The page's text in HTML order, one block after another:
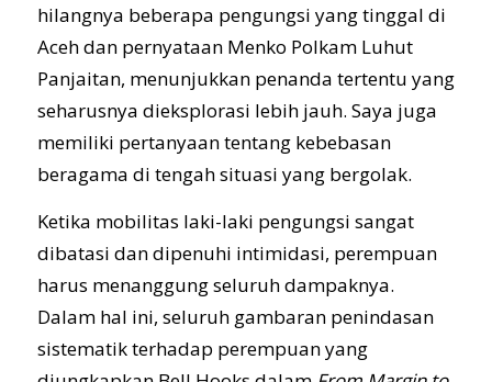
hilangnya beberapa pengungsi yang tinggal di
Aceh dan pernyataan Menko Polkam Luhut
Panjaitan, menunjukkan penanda tertentu yang
seharusnya dieksplorasi lebih jauh. Saya juga
memiliki pertanyaan tentang kebebasan
beragama di tengah situasi yang bergolak.
Ketika mobilitas laki-laki pengungsi sangat
dibatasi dan dipenuhi intimidasi, perempuan
harus menanggung seluruh dampaknya.
Dalam hal ini, seluruh gambaran penindasan
sistematik terhadap perempuan yang